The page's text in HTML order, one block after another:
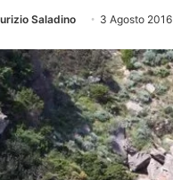
Saladino 3 Agosto 2016